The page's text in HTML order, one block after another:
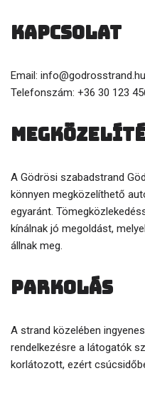
Kapcsolat
Email: info@godrosstrand.hu
Telefonszám: +36 30 123
A Gödrösi szabadstrand
könnyen megközelíthető
egyaránt.
kínálnak jó megoldást,
állnak meg.
Parkolás
A strand közelében
rendelkezésre a látogatók
korlátozott, ezért